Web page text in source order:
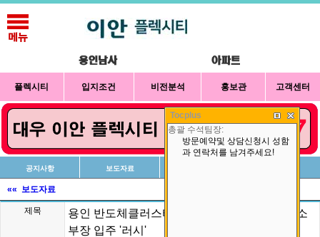
플렉시티 입지조건 비전분석 홍보관 고객센터
공지사항 보도자료
«« 보도자료
제목
용인 반도체클러스터 협력화단지 83% 분양…소
부장 입주 '러시'
Tocplus